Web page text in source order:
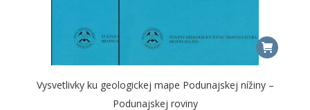
Vysvetlivky ku geologickej mape Podunajskej nížiny –
Podunajskej roviny